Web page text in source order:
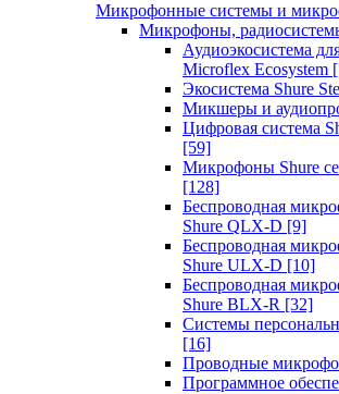
Микрофонные системы и
Микрофоны,
Аудиоэкосистема
Microflex Ecosystem
Экосистема Shure
Микшеры и
Цифровая система
[59]
Микрофоны Shure
[128]
Беспроводная
Shure QLX-D [9]
Беспроводная
Shure ULX-D [10]
Беспроводная
Shure BLX-R [32]
Системы
[16]
Проводные
Программное